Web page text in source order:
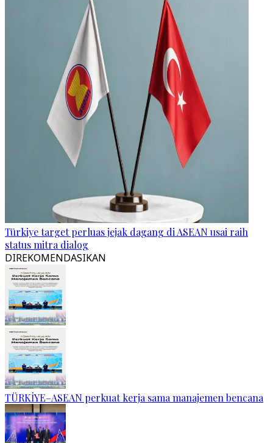
Türkiye target perluas jejak dagang di ASEAN usai raih
status mitra dialog
DIREKOMENDASIKAN
TÜRKİYE–ASEAN perkuat kerja sama manajemen bencana